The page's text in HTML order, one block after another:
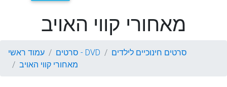
מאחורי קווי האויב
עמוד ראשי סרטים - DVD
סרטים חינוכיים לילדים
מאחורי קווי האויב